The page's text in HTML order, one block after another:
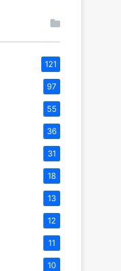
121
97
55
36
31
18
13
12
11
10